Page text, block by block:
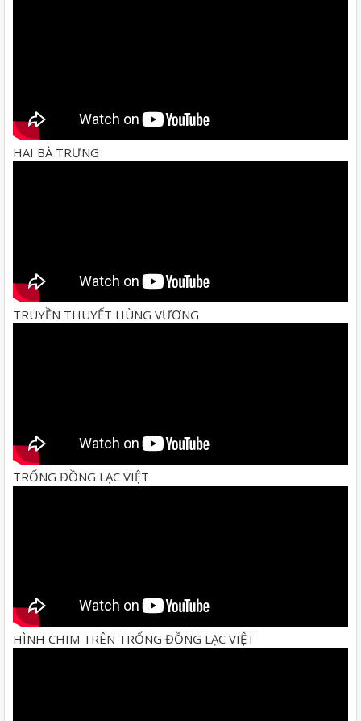
HAI BÀ TRƯNG
TRUYỀN THUYẾT HÙNG VƯƠNG
TRỐNG ĐỒNG LẠC VIỆT
HÌNH CHIM TRÊN TRỐNG ĐỒNG LẠC VIỆT